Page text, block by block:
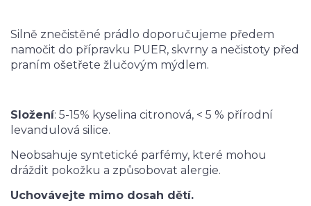
Silně znečistěné prádlo doporučujeme předem
namočit do přípravku PUER, skvrny a nečistoty před
praním ošetřete žlučovým mýdlem.
Složení: 5-15% kyselina citronová, < 5 % přírodní
levandulová silice.
Neobsahuje syntetické parfémy, které mohou
dráždit pokožku a způsobovat alergie.
Uchovávejte mimo dosah dětí.